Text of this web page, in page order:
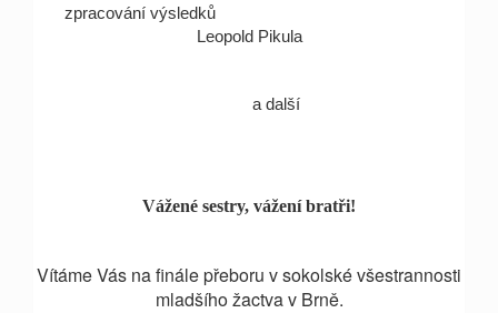
zpracování výsledků
Leopold Pikula
a další
Vážené sestry, vážení bratři!
Vítáme Vás na finále přeboru v sokolské všestrannosti
mladšího žactva v Brně.